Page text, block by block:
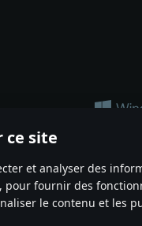
ce site
et analyser des
fournir des
le contenu et les
véhicule réel dans ce jeu
trademarks, logos and brand